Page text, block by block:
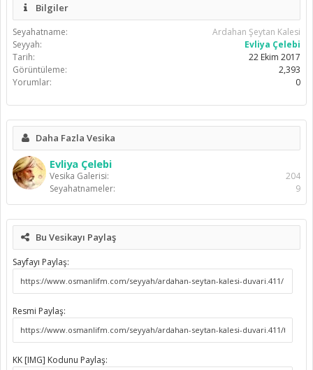
Bilgiler
Seyahatname:
Ardahan Şeytan Kalesi
Seyyah:
Evliya Çelebi
Tarih:
22 Ekim 2017
Görüntüleme:
2,393
Yorumlar:
0
Daha Fazla Vesika
Evliya Çelebi
Vesika Galerisi:
204
Seyahatnameler:
9
Bu Vesikayı Paylaş
Sayfayı Paylaş:
Resmi Paylaş:
KK [IMG] Kodunu Paylaş: